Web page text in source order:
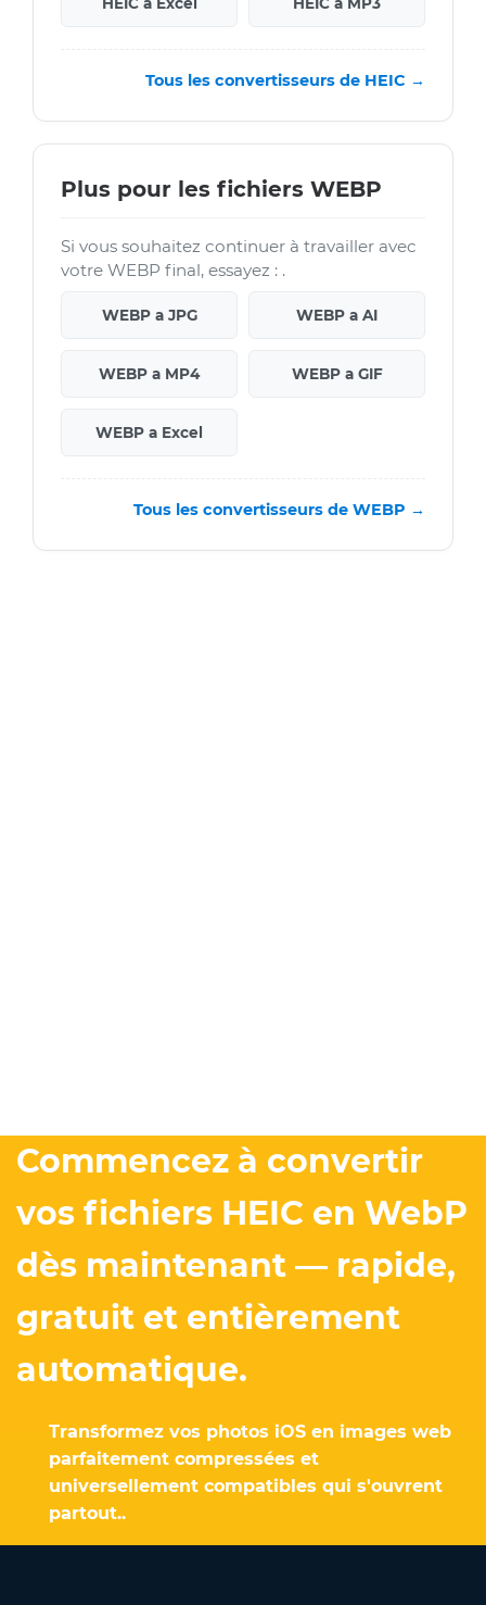
Tous les convertisseurs de HEIC →
Plus pour les fichiers WEBP
Si vous souhaitez continuer à travailler avec
votre WEBP final, essayez : .
WEBP a JPG WEBP a AI
WEBP a MP4 WEBP a GIF
WEBP a Excel
Tous les convertisseurs de WEBP →
Commencez à convertir
vos fichiers HEIC en WebP
dès maintenant — rapide,
gratuit et entièrement
automatique.
Transformez vos photos iOS en images web
parfaitement compressées et
universellement compatibles qui s'ouvrent
partout..